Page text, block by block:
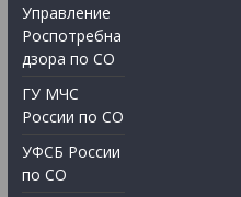
Управление
Роспотребна
дзора по СО
ГУ МЧС
России по СО
УФСБ России
по СО